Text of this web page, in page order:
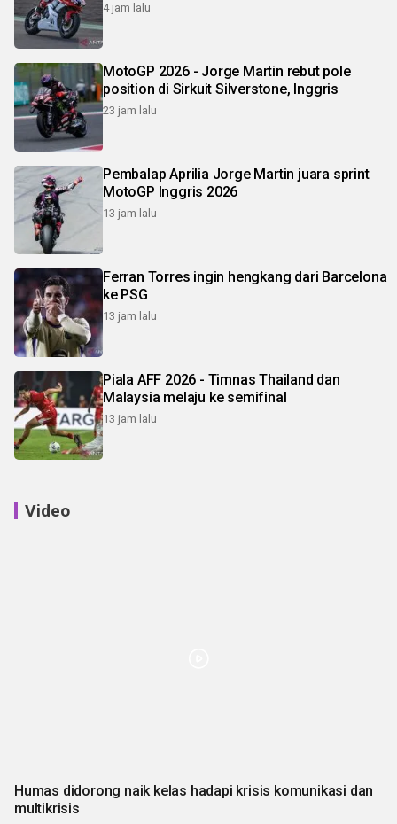
4 jam lalu
MotoGP 2026 - Jorge Martin rebut pole
position di Sirkuit Silverstone, Inggris
23 jam lalu
Pembalap Aprilia Jorge Martin juara sprint
MotoGP Inggris 2026
13 jam lalu
Ferran Torres ingin hengkang dari Barcelona
ke PSG
13 jam lalu
Piala AFF 2026 - Timnas Thailand dan
Malaysia melaju ke semifinal
13 jam lalu
Video
Humas didorong naik kelas hadapi krisis komunikasi dan
multikrisis